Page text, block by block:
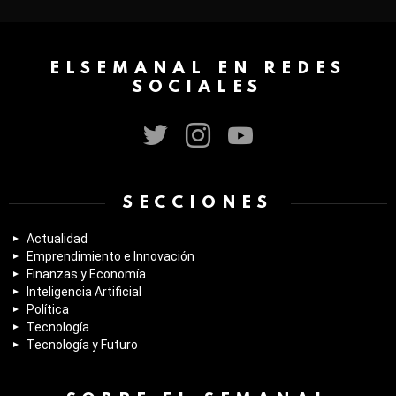
ELSEMANAL EN REDES
SOCIALES
SECCIONES
Actualidad
Emprendimiento e Innovación
Finanzas y Economía
Inteligencia Artificial
Política
Tecnología
Tecnología y Futuro